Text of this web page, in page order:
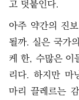
고 덧붙인다.
아주 약간의 진
될까. 실은 국가
케 한, 수많은 이
리다. 하지만 마
마리 끌레르는